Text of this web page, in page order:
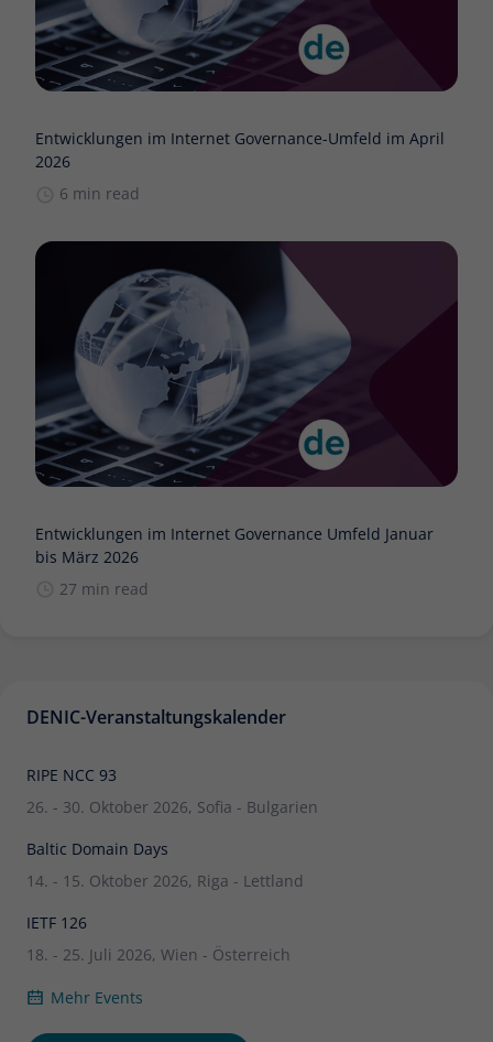
Entwicklungen im Internet Governance-Umfeld im April
2026
6 min read
Entwicklungen im Internet Governance Umfeld Januar
bis März 2026
27 min read
DENIC-Veranstaltungskalender
RIPE NCC 93
26. - 30. Oktober 2026, Sofia - Bulgarien
Baltic Domain Days
14. - 15. Oktober 2026, Riga - Lettland
IETF 126
18. - 25. Juli 2026, Wien - Österreich
Mehr Events